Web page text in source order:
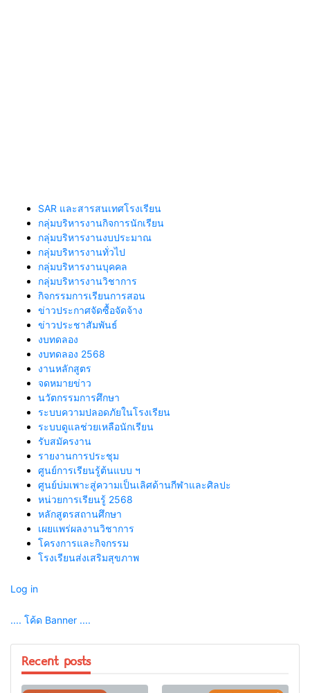
SAR และสารสนเทศโรงเรียน
กลุ่มบริหารงานกิจการนักเรียน
กลุ่มบริหารงานงบประมาณ
กลุ่มบริหารงานทั่วไป
กลุ่มบริหารงานบุคคล
กลุ่มบริหารงานวิชาการ
กิจกรรมการเรียนการสอน
ข่าวประกาศจัดซื้อจัดจ้าง
ข่าวประชาสัมพันธ์
งบทดลอง
งบทดลอง 2568
งานหลักสูตร
จดหมายข่าว
นวัตกรรมการศึกษา
ระบบความปลอดภัยในโรงเรียน
ระบบดูแลช่วยเหลือนักเรียน
รับสมัครงาน
รายงานการประชุม
ศูนย์การเรียนรู้ต้นแบบ ฯ
ศูนย์บ่มเพาะสู่ความเป็นเลิศด้านกีฬาและศิลปะ
หน่วยการเรียนรู้ 2568
หลักสูตรสถานศึกษา
เผยแพร่ผลงานวิชาการ
โครงการและกิจกรรม
โรงเรียนส่งเสริมสุขภาพ
Log in
.... โค้ด Banner ....
Recent posts